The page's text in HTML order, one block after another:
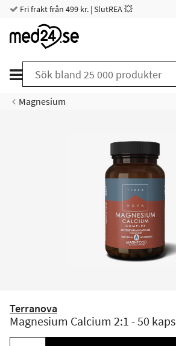
Fri frakt från 499 kr. | SlutREA 💥
Magnesium
Terranova
Magnesium Calcium 2:1 - 50 kaps